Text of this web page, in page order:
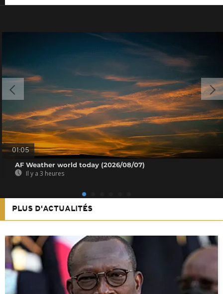
01:05
AF Weather world today (2026/08/07)
Il y a 3 heures
PLUS D'ACTUALITÉS